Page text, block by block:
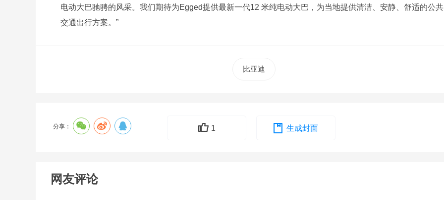
电动大巴驰骋的风采。我们期待为Egged提供最新一代12 米纯电动大巴，为当地提供清洁、安静、舒适的公共
交通出行方案。”
比亚迪
分享： 1 生成封面
网友评论